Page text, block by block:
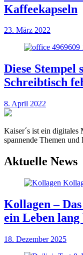
Kaffeekapseln
23. März 2022
Diese Stempel
Schreibtisch
8. April 2022
Kaiser´s ist ein digitales
spannende Themen
Aktuelle News
Kollagen –
ein Leben lang
18. Dezember 2025